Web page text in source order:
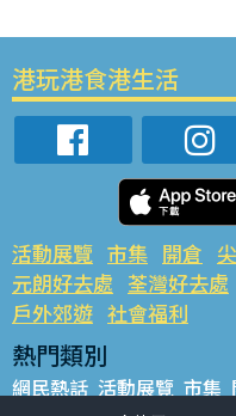
港玩港食港生活
活動展覽 市集 開倉
元朗好去處 荃灣好去處
戶外郊遊 社會福利
熱門類別
網民熱話 活動展覽 市集